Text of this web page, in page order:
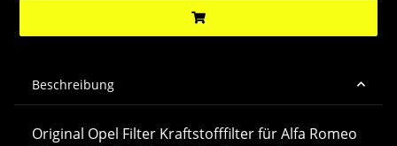
Beschreibung
Original Opel Filter Kraftstofffilter für Alfa Romeo